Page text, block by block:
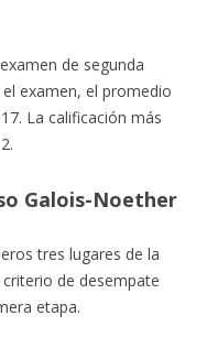
de segunda
examen, el promedio
La calificación más
Galois-Noether
tres lugares de la
de desempate
etapa.